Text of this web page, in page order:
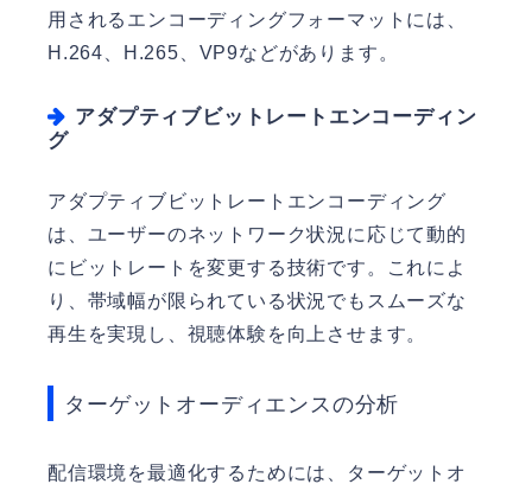
用されるエンコーディングフォーマットには、
H.264、H.265、VP9などがあります。
アダプティブビットレートエンコーディン
グ
アダプティブビットレートエンコーディング
は、ユーザーのネットワーク状況に応じて動的
にビットレートを変更する技術です。これによ
り、帯域幅が限られている状況でもスムーズな
再生を実現し、視聴体験を向上させます。
ターゲットオーディエンスの分析
配信環境を最適化するためには、ターゲットオ